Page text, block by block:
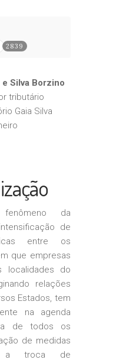
2839
Silva Borzino
tributário
Gaia Silva
da
de
entre os
que empresas
localidades do
relações
Estados, tem
na agenda
de todos os
de medidas
a troca de